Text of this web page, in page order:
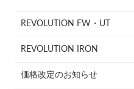
REVOLUTION FW・UT
REVOLUTION IRON
価格改定のお知らせ